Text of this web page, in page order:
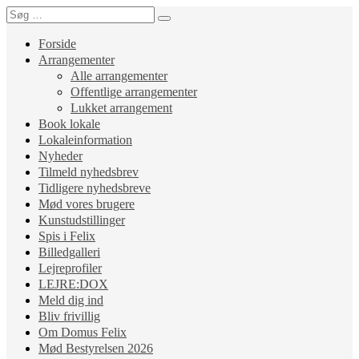
Forside
Arrangementer
Alle arrangementer
Offentlige arrangementer
Lukket arrangement
Book lokale
Lokaleinformation
Nyheder
Tilmeld nyhedsbrev
Tidligere nyhedsbreve
Mød vores brugere
Kunstudstillinger
Spis i Felix
Billedgalleri
Lejreprofiler
LEJRE:DOX
Meld dig ind
Bliv frivillig
Om Domus Felix
Mød Bestyrelsen 2026